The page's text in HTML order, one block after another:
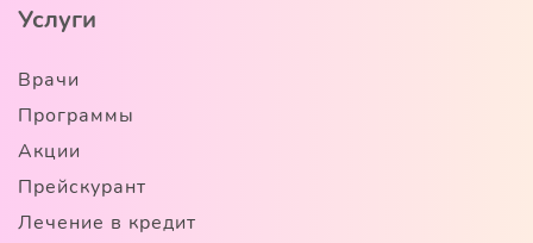
Услуги
Врачи
Программы
Акции
Прейскурант
Лечение в кредит